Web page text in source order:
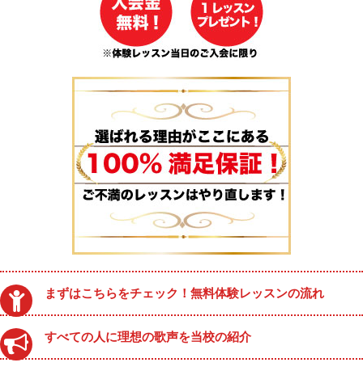
まずはこちらをチェック！無料体験レッスンの流れ
すべての人に理想の歌声を当校の紹介